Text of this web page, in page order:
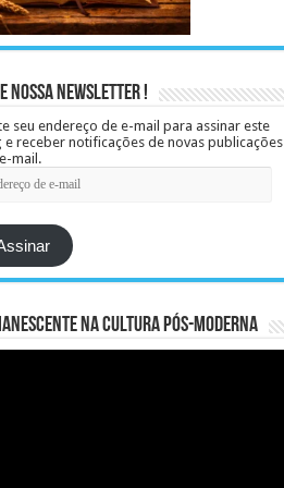
Nossa Newsletter !
seu endereço de e-mail para assinar este
e receber notificações de novas publicações
mail.
na cultura pós-moderna